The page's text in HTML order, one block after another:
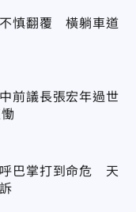
慎翻覆 橫躺車道
前議長張宏年過世
巴掌打到命危 天